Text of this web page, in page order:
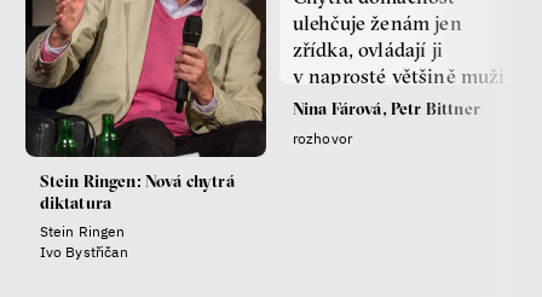
Stein Ringen: Nová chytrá
diktatura
Stein Ringen
Ivo Bystřičan
ulehčuje ženám jen
zřídka, ovládají ji
v naprosté většině muži
Nina Fárová, Petr Bittner
rozhovor